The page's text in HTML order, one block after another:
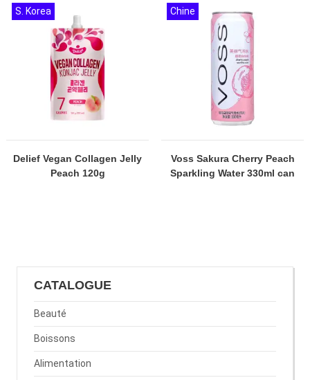
CATALOGUE
Beauté
Boissons
Alimentation
Delief Vegan Collagen Jelly
Peach 120g
S. Korea
Voss Sakura Cherry Peach
Sparkling Water 330ml can
Chine